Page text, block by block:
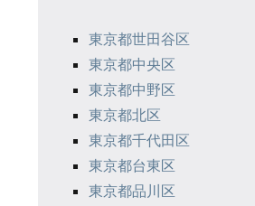
東京都世田谷区
東京都中央区
東京都中野区
東京都北区
東京都千代田区
東京都台東区
東京都品川区